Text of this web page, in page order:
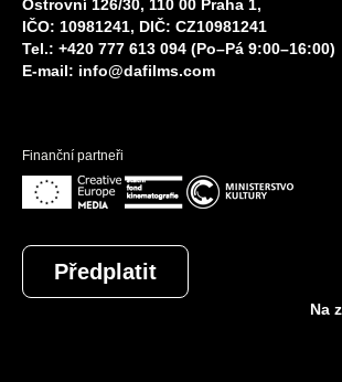
Ostrovní 126/30, 110 00 Praha 1,
IČO: 10981241, DIČ: CZ10981241
Tel.: +420 777 613 094 (Po–Pá 9:00–16:00)
E-mail: info@dafilms.com
Finanční partneři
Předplatit
Na